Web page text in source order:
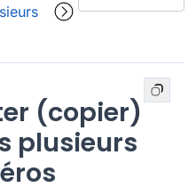
(copier)
plusieurs